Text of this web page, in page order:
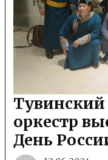
оркестр
День